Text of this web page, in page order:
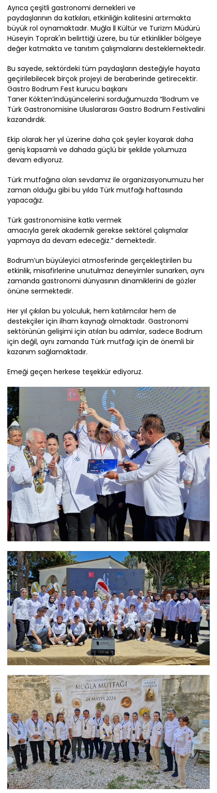
Ayrıca çeşitli gastronomi dernekleri ve
paydaşlarının da katkıları, etkinliğin kalitesini artırmakta
büyük rol oynamaktadır. Muğla İl Kültür ve Turizm Müdürü
Hüseyin Toprak'ın belirttiği üzere, bu tür etkinlikler bölgeye
değer katmakta ve tanıtım çalışmalarını desteklemektedir.
Bu sayede, sektördeki tüm paydaşların desteğiyle hayata
geçirilebilecek birçok projeyi de beraberinde getirecektir.
Gastro Bodrum Fest kurucu başkanı
Taner Kökten’indüşüncelerini sorduğumuzda “Bodrum ve
Türk Gastronomisine Uluslararası Gastro Bodrum Festivalini
kazandırdık.
Ekip olarak her yıl üzerine daha çok şeyler koyarak daha
geniş kapsamlı ve dahada güçlü bir şekilde yolumuza
devam ediyoruz.
Türk mutfağına olan sevdamız ile organizasyonumuzu her
zaman olduğu gibi bu yılda Türk mutfağı haftasında
yapacağız.
Türk gastronomisine katkı vermek
amacıyla gerek akademik gerekse sektörel çalışmalar
yapmaya da devam edeceğiz.” demektedir.
Bodrum’un büyüleyici atmosferinde gerçekleştirilen bu
etkinlik, misafirlerine unutulmaz deneyimler sunarken, aynı
zamanda gastronomi dünyasının dinamiklerini de gözler
önüne sermektedir.
Her yıl çıkılan bu yolculuk, hem katılımcılar hem de
destekçiler için ilham kaynağı olmaktadır. Gastronomi
sektörünün gelişimi için atılan bu adımlar, sadece Bodrum
için değil, aynı zamanda Türk mutfağı için de önemli bir
kazanım sağlamaktadır.
Emeği geçen herkese teşekkür ediyoruz.